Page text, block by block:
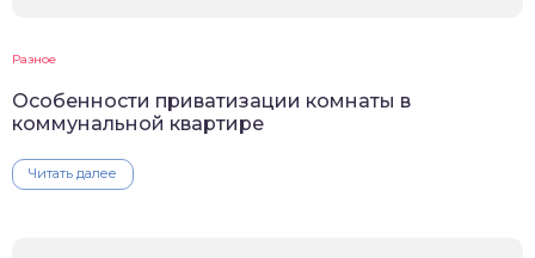
Разное
Особенности приватизации комнаты в
коммунальной квартире
Читать далее